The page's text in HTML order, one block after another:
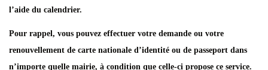
l’aide du calendrier.
Pour rappel, vous pouvez effectuer votre demande ou votre
renouvellement de carte nationale d’identité ou de passeport dans
n’importe quelle mairie, à condition que celle-ci propose ce service.